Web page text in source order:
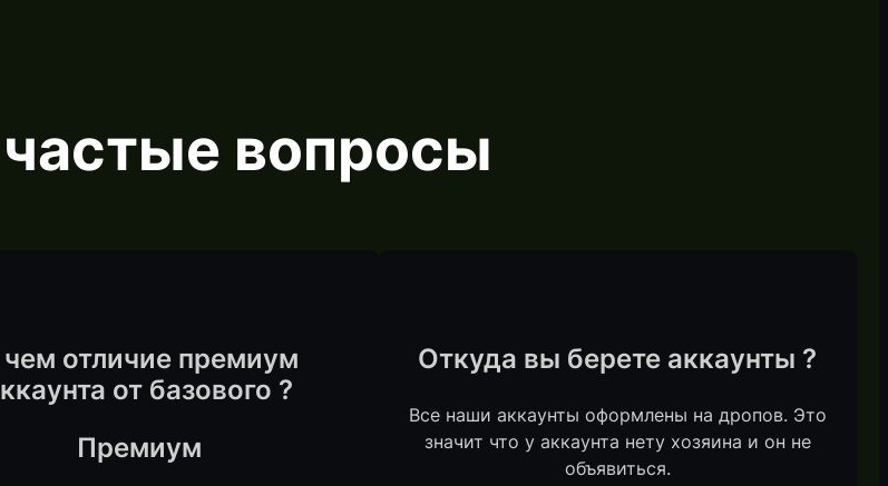
вопросы
отличие премиум
от базового ?
Премиум
Откуда вы берете аккаунты ?
Все наши аккаунты оформлены на дропов. Это
значит что у аккаунта нету хозяина и он не
объявиться.